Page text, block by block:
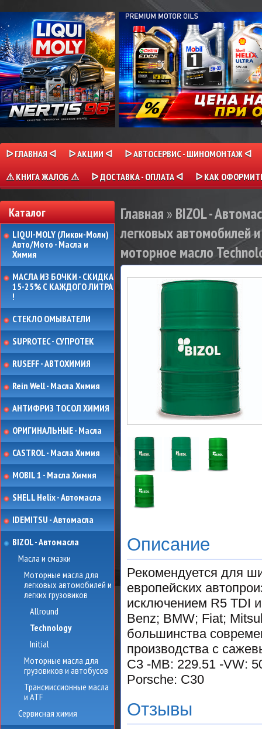
ᐅ ГЛАВНАЯ ᐊ ᐅ АКЦИИ ᐊ
ᐅ АВТОСЕРВИС - ШИНОМОНТАЖ ᐊ
⚠ КНИГА ЖАЛОБ ⚠
ᐅ ДОСТАВКА - ОПЛАТА ᐊ ᐅ КАК
Каталог
LIQUI-MOLY (Ликви-Моли)
Авто/Мото - Масла и
Химия
МАСЛА ИЗ БОЧКИ - СКИДКА
15-25% С КАЖДОГО ЛИТРА
!
СТЕКЛО ОМЫВАТЕЛИ
SUPROTEC - СУПРОТЕК
RUSEFF - АВТОХИМИЯ
Rein Well - Масла Химия
АНТИФРИЗ ТОСОЛ ХИМИЯ
ОРИГИНАЛЬНЫЕ - Масла
CASTROL - Масла Химия
MOBIL 1 - Масла Химия
SHELL Helix - Автомасла
IDEMITSU - Автомасла
BIZOL - Автомасла
Масла и смазки
Моторные масла для
легковых автомобилей и
легких грузовиков
Allround
Technology
Initial
Моторные масла для
грузовиков и автобусов
Трансмиссионные масла
и ATF
Сервисная химия
Главная » BIZOL -
легковых автомобилей и
моторное масло
Описание
Рекомендуется для
европейских
исключением R5 TDI
Benz; BMW; Fiat;
большинства
производства с
C3 -MB: 229.51 -VW:
Porsche: C30
Отзывы